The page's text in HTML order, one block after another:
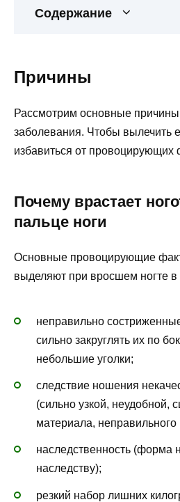
Содержание
Причины
Рассмотрим основные причины
заболевания. Чтобы вылечить
избавиться от провоцирующих
Почему врастает
пальце ноги
Основные провоцирующие
выделяют при вросшем ногте
неправильно
сильно закруглять их по
небольшие уголки;
следствие ношения
(сильно узкой, неудобной,
материала, неправильного
наследственность (форма
наследству);
резкий набор лишних